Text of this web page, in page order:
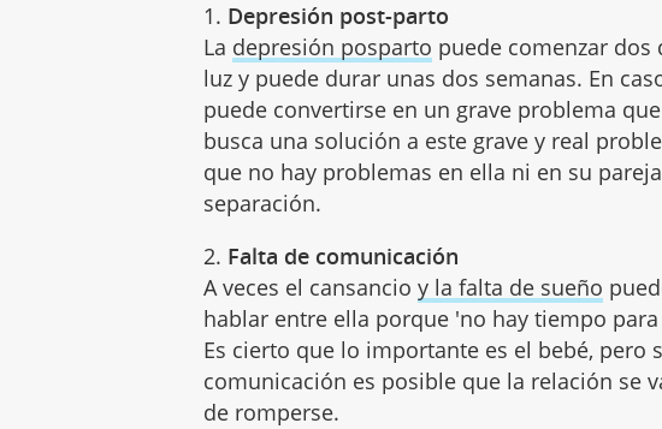
1. Depresión post-parto
La depresión posparto puede comenzar dos
luz y puede durar unas dos semanas. En
puede convertirse en un grave problema
busca una solución a este grave y real
que no hay problemas en ella ni en su
separación.
2. Falta de comunicación
A veces el cansancioy la falta de sueño
hablar entre ella porque 'no hay tiempo
Es cierto que lo importante es el bebé, pero
comunicación es posible que la relación se
de romperse.